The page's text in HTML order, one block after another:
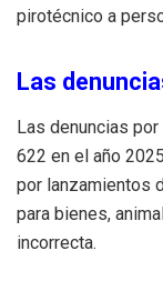
pirotécnico a
Las
Las denuncias
622 en el año
por lanzamientos
para bienes,
incorrecta.